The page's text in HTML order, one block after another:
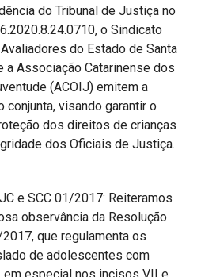
do Tribunal de Justiça no
o Sindicato
do Estado de Santa
a Associação Catarinense dos
(ACOIJ) emitem a
conjunta, visando garantir o
dos direitos de crianças
dos Oficiais de Justiça.
e SCC 01/2017: Reiteramos
observância da Resolução
que regulamenta os
de adolescentes com